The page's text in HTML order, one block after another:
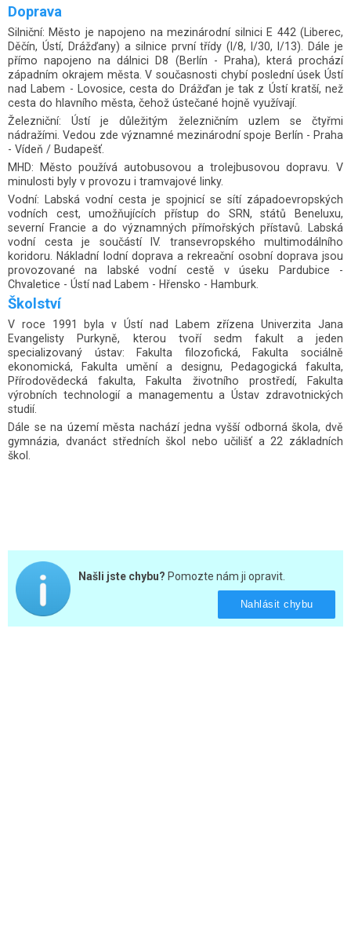
Doprava
Silniční: Město je napojeno na mezinárodní silnici E 442 (Liberec,
Děčín, Ústí, Drážďany) a silnice první třídy (I/8, I/30, I/13). Dále je
přímo napojeno na dálnici D8 (Berlín - Praha), která prochází
západním okrajem města. V současnosti chybí poslední úsek Ústí
nad Labem - Lovosice, cesta do Drážďan je tak z Ústí kratší, než
cesta do hlavního města, čehož ústečané hojně využívají.
Železniční: Ústí je důležitým železničním uzlem se čtyřmi
nádražími. Vedou zde významné mezinárodní spoje Berlín - Praha
- Vídeň / Budapešť.
MHD: Město používá autobusovou a trolejbusovou dopravu. V
minulosti byly v provozu i tramvajové linky.
Vodní: Labská vodní cesta je spojnicí se sítí západoevropských
vodních cest, umožňujících přístup do SRN, států Beneluxu,
severní Francie a do významných přímořských přístavů. Labská
vodní cesta je součástí IV. transevropského multimodálního
koridoru. Nákladní lodní doprava a rekreační osobní doprava jsou
provozované na labské vodní cestě v úseku Pardubice -
Chvaletice - Ústí nad Labem - Hřensko - Hamburk.
Školství
V roce 1991 byla v Ústí nad Labem zřízena Univerzita Jana
Evangelisty Purkyně, kterou tvoří sedm fakult a jeden
specializovaný ústav: Fakulta filozofická, Fakulta sociálně
ekonomická, Fakulta umění a designu, Pedagogická fakulta,
Přírodovědecká fakulta, Fakulta životního prostředí, Fakulta
výrobních technologií a managementu a Ústav zdravotnických
studií.
Dále se na území města nachází jedna vyšší odborná škola, dvě
gymnázia, dvanáct středních škol nebo učilišť a 22 základních
škol.
Našli jste chybu? Pomozte nám ji opravit.
Nahlásit chybu